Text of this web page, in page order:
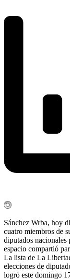
Sánchez Wrba, hoy
cuatro miembros de
diputados
espacio compartió
La lista de La
elecciones de
logró este domingo